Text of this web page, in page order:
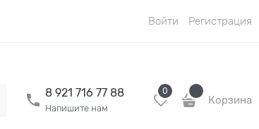
Войти Регистрация
8 921 716 77 88
Напишите нам
0
Корзина